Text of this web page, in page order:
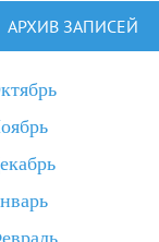
АРХИВ ЗАПИСЕЙ